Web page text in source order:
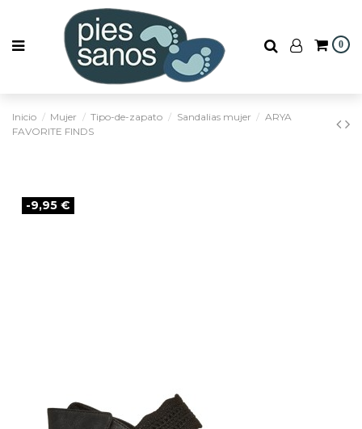
0
Inicio Mujer Tipo-de-zapato Sandalias mujer
ARYA
FAVORITE FINDS
-9,95 €